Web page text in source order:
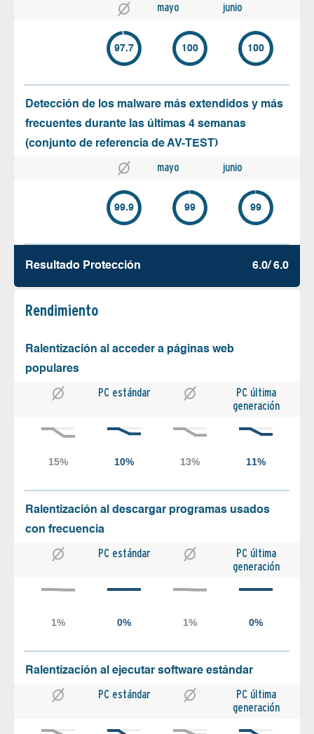
mayo junio
97.7 100 100
Detección de los malware más extendidos y más
frecuentes durante las últimas 4 semanas
(conjunto de referencia de AV-TEST)
mayo junio
99.9 99 99
Resultado Protección 6.0/ 6.0
Rendimiento
Ralentización al acceder a páginas web
populares
PC estándar
PC última
generación
Ralentización al descargar programas usados
con frecuencia
PC estándar
PC última
generación
Ralentización al ejecutar software estándar
PC estándar
PC última
generación